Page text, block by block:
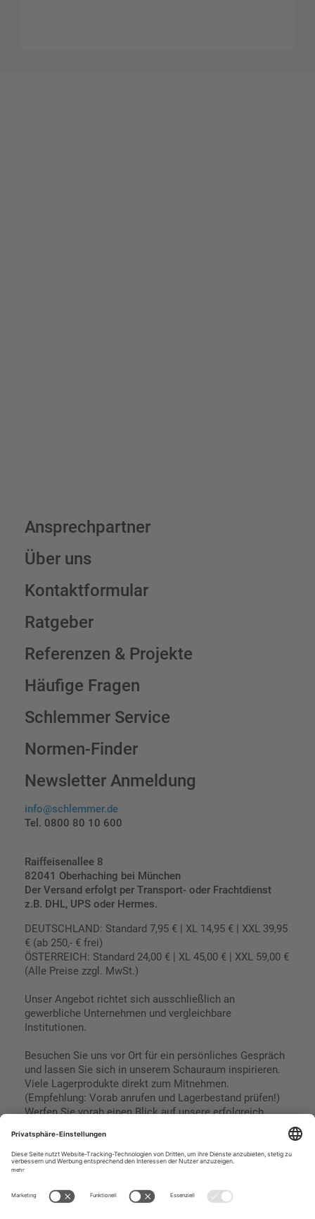
Ansprechpartner
Über uns
Kontaktformular
Ratgeber
Referenzen & Projekte
Häufige Fragen
Schlemmer Service
Normen-Finder
Newsletter Anmeldung
info@schlemmer.de
Tel. 0800 80 10 600
Raiffeisenallee 8
82041 Oberhaching bei München
Der Versand erfolgt per Transport- oder Frachtdienst
z.B. DHL, UPS oder Hermes.
DEUTSCHLAND: Standard 7,95 € | XL 14,95 € | XXL 39,95
€ (ab 250,- € frei)
ÖSTERREICH: Standard 24,00 € | XL 45,00 € | XXL 59,00 €
(Alle Preise zzgl. MwSt.)
Unser Angebot richtet sich ausschließlich an
gewerbliche Unternehmen und vergleichbare
Institutionen.
Besuchen Sie uns vor Ort für ein persönliches Gespräch
und lassen Sie sich in unserem Schauraum inspirieren.
Viele Lagerprodukte direkt zum Mitnehmen.
(Empfehlung: Vorab anrufen und Lagerbestand prüfen!)
Werfen Sie vorab einen Blick auf unsere erfolgreich
Impressum
Datenschutz
SEPA Lastschrift
Kreditkarte